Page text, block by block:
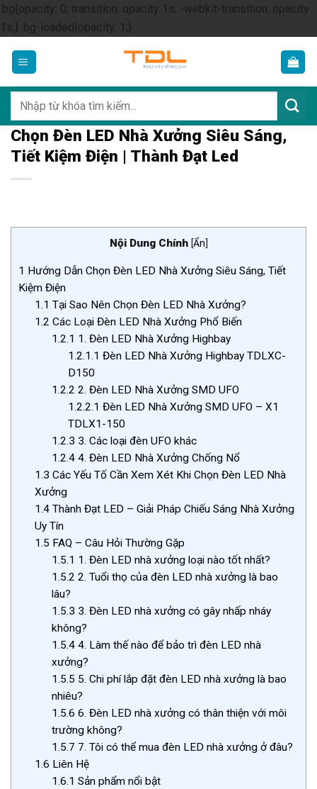
.bg{opacity: 0; transition: opacity 1s; -webkit-transition: opacity
1s;} .bg-loaded{opacity: 1;}Skip
content
kiếm:
Chọn Đèn LED Nhà Xưởng Siêu Sáng,
Tiết Kiệm Điện | Thành Đạt Led
Nội Dung Chính [Ẩn]
1 Hướng Dẫn Chọn Đèn LED Nhà Xưởng Siêu Sáng, Tiết
Kiệm Điện
1.1 Tại Sao Nên Chọn Đèn LED Nhà Xưởng?
1.2 Các Loại Đèn LED Nhà Xưởng Phổ Biến
1.2.1 1. Đèn LED Nhà Xưởng Highbay
1.2.1.1 Đèn LED Nhà Xưởng Highbay TDLXC-
D150
1.2.2 2. Đèn LED Nhà Xưởng SMD UFO
1.2.2.1 Đèn LED Nhà Xưởng SMD UFO – X1
TDLX1-150
1.2.3 3. Các loại đèn UFO khác
1.2.44. Đèn LED Nhà Xưởng Chống Nổ
1.3 Các Yếu Tố Cần Xem Xét Khi Chọn Đèn LED Nhà
Xưởng
1.4 Thành Đạt LED – Giải Pháp Chiếu Sáng Nhà Xưởng
Uy Tín
1.5 FAQ – Câu Hỏi Thường Gặp
1.5.1 1. Đèn LED nhà xưởng loại nào tốt nhất?
1.5.2 2. Tuổi thọ của đèn LED nhà xưởng là bao
lâu?
1.5.3 3. Đèn LED nhà xưởng có gây nhấp nháy
không?
1.5.44. Làm thế nào để bảo trì đèn LED nhà
xưởng?
1.5.5 5. Chi phí lắp đặt đèn LED nhà xưởng là bao
nhiêu?
1.5.6 6. Đèn LED nhà xưởng có thân thiện với môi
trường không?
1.5.7 7. Tôi có thể mua đèn LED nhà xưởng ở đâu?
1.6 Liên Hệ
1.6.1 Sản phẩm nổi bật